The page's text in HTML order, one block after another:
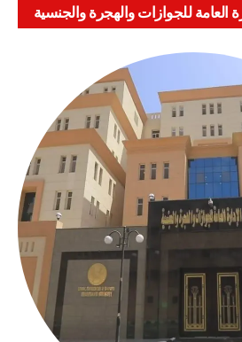
العامة للجوازات والهجرة والجنسية